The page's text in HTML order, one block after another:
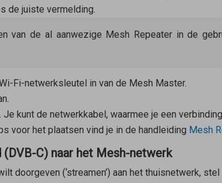
de juiste vermelding.
van de al aanwezige Mesh Repeater in de
Fi-netwerksleutel in van de Mesh Master.
kunt de netwerkkabel, waarmee je een
voor het plaatsen vind je in de handleiding Mesh
C) naar het Mesh-netwerk
doorgeven (‘streamen’) aan het thuisnetwerk,